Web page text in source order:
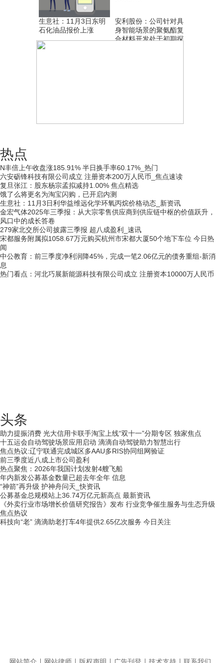
生意社：11月3日东明
石化油品报价上涨
安利股份：公司针对具
身智能场景的聚氨酯复
合材料开发处于初期探
热点
N丰倍上午收盘涨185.91% 半日换手率60.17%_热门
六安砺锋科技有限公司成立 注册资本200万人民币_焦点速读
复旦张江：股东杨宗孟拟减持1.00% 焦点精选
饿了么将更名为淘宝闪购，已开启内测
生意社：11月3日利华益维远化学环氧丙烷价格动态_新资讯
金宏气体2025年三季报：从大宗零售供应商到供应链中枢的价值跃升，
风口中的成长答卷
279家北交所公司披露三季报 超八成盈利_速讯
宋都服务附属拟1058.67万元购买杭州市宋都大厦50个地下车位 今日热
闻
中公教育：前三季度净利润降45%，完成一笔2.06亿元的债务重组-新消
息
热门看点：河北巧展新能源科技有限公司成立 注册资本10000万人民币
头条
助力提振消费 光大信用卡联手淘宝上线“双十一”分期专区 独家焦点
十五运会自动驾驶场景应用启动 滴滴自动驾驶助力智慧出行
焦点热议:辽宁联通完成城区多AAU多RIS协同组网验证
前三季度近八成上市公司盈利
热点聚焦：2026年我国计划发射4艘飞船
年内新发公募基金数量已超去年全年 信息
“神箭”再升级 护神舟问天_快资讯
公募基金总规模站上36.74万亿元新高点 最新资讯
《外卖行业市场增长价值研究报告》发布 行业竞争催生服务与生态升级
焦点热议
科技向“老” 滴滴助老打车4年提供2.65亿次服务 今日关注